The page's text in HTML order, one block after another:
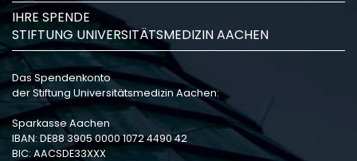
IHRE SPENDE
STIFTUNG UNIVERSITÄTSMEDIZIN AACHEN
Das Spendenkonto
der Stiftung Universitätsmedizin Aachen:
Sparkasse Aachen
IBAN: DE88 3905 0000 1072 4490 42
BIC: AACSDE33XXX